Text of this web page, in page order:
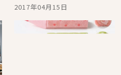
2017年04月15日